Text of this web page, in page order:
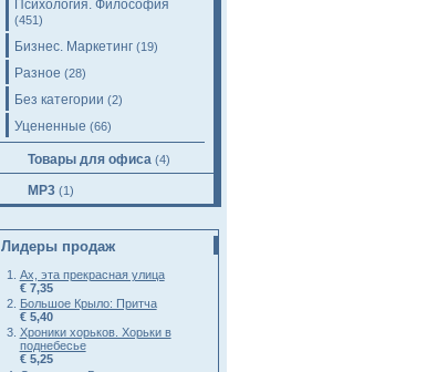
Психология. Философия
(451)
Бизнес. Маркетинг (19)
Разное (28)
Без категории (2)
Уцененные (66)
Товары для офиса (4)
MP3 (1)
Лидеры продаж
Ах, эта прекрасная улица
€ 7,35
Большое Крыло: Притча
€ 5,40
Хроники хорьков. Хорьки в
поднебесье
€ 5,25